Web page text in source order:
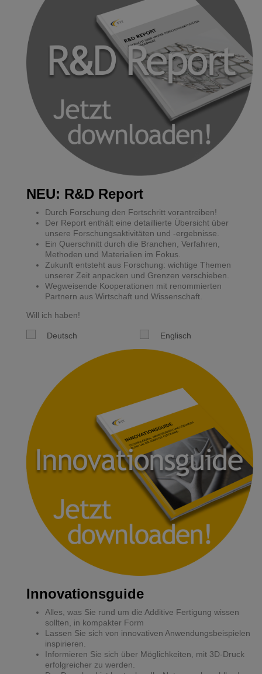
NEU: R&D Report
Durch Forschung den Fortschritt vorantreiben!
Der Report enthält eine detaillierte Übersicht über
unsere Forschungsaktivitäten und -ergebnisse.
Ein Querschnitt durch die Branchen, Verfahren,
Methoden und Materialien im Fokus.
Zukunft entsteht aus Forschung: wichtige Themen
unserer Zeit anpacken und Grenzen verschieben.
Wegweisende Kooperationen mit renommierten
Partnern aus Wirtschaft und Wissenschaft.
Will ich haben!
Deutsch Englisch
Innovationsguide
Alles, was Sie rund um die Additive Fertigung wissen
sollten, in kompakter Form
Lassen Sie sich von innovativen Anwendungsbeispielen
inspirieren.
Informieren Sie sich über Möglichkeiten, mit 3D-Druck
erfolgreicher zu werden.